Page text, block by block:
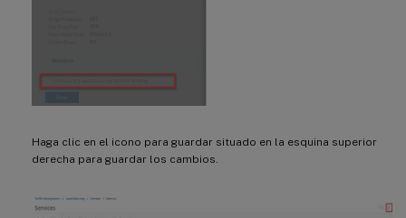
Haga clic en el icono para guardar situado en la esquina superior
derecha para guardar los cambios.